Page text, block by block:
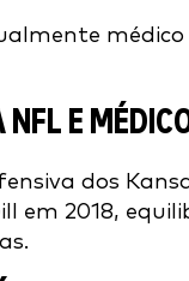
NFL E
dos
em 2018,